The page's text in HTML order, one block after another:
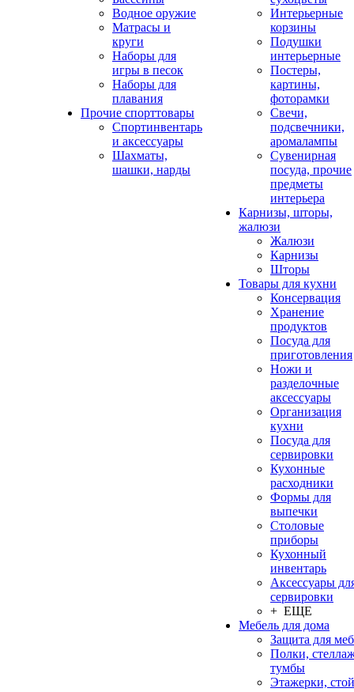
Водное оружие
Матрасы и
круги
Наборы для
игры в песок
Наборы для
плавания
Прочие спорттовары
Спортинвентарь
и аксессуары
Шахматы,
шашки, нарды
Интерьерные
корзины
Подушки
интерьерные
Постеры,
картины,
фоторамки
Свечи,
подсвечники,
аромалампы
Сувенирная
посуда, прочие
предметы
интерьера
Карнизы, шторы,
жалюзи
Жалюзи
Карнизы
Шторы
Товары для кухни
Консервация
Хранение
продуктов
Посуда для
приготовления
Ножи и
разделочные
аксессуары
Организация
кухни
Посуда для
сервировки
Кухонные
расходники
Формы для
выпечки
Столовые
приборы
Кухонный
инвентарь
Аксессуары
сервировки
+ ЕЩЕ
Мебель для дома
Защита для
Полки,
тумбы
Этажерки,